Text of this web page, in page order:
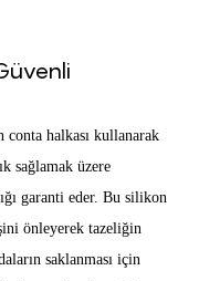
conta halkası kullanarak
sağlamak üzere
garanti eder. Bu silikon
önleyerek tazeliğin
saklanması için